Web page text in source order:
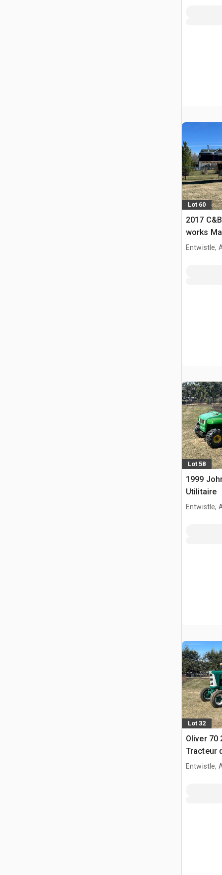
Lot 60
2017
works
Entwistle,
Lot 58
1999
Utilitaire
Entwistle,
Lot 32
Oliver 70
Tracteur
Entwistle,